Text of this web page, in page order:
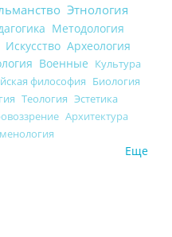
Этнология
Методология
Искусство Археология
Военные Культура
философия Биология
Теология Эстетика
Архитектура
Еще